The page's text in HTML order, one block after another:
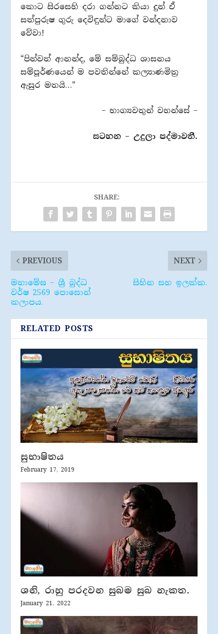
කොට සිරසෙහි දරා ගන්නට කියා දුන් ඒ
සත්පුරුෂ ගුරු දෙවිඳුන්ට මාගේ වන්දනාව
වේවා!
“පින්වත් ආනන්ද, මේ සම්බුද්ධ ශාසනය
සම්පූර්ණයෙන් ම පවතින්නේ කල්‍යාණමිත්‍ර
ඇසුර මතයි…”
– භාග්‍යවතුන් වහන්සේ –
සටහන – උදුලා පද්මාවතී.
SHARE:
PREVIOUS
මහාමේඝ – ශ්‍රී බුද්ධ
වර්ෂ 2569 පොසොන්
කලාපය.
NEXT
සිහින සහ ඉලක්ක.
RELATED POSTS
සුභාෂිතය
February 17, 2019
ශනි, රාහු පරදවන සුබම සුබ නැකත.
January 21, 2022